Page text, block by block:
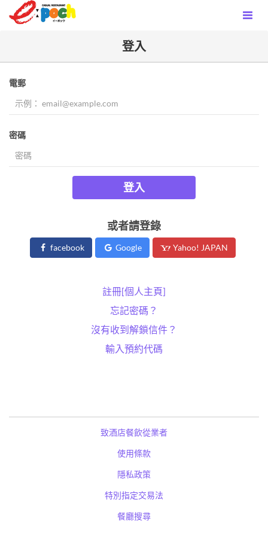
登入
電郵
密碼
登入
或者請登錄
facebook Google Yahoo! JAPAN
註冊[個人主頁]
忘記密碼？
沒有收到解鎖信件？
輸入預約代碼
致酒店餐飲從業者
使用條款
隱私政策
特別指定交易法
餐廳搜尋